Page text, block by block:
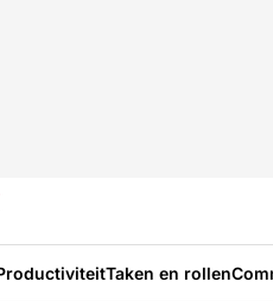
Taken en rollen